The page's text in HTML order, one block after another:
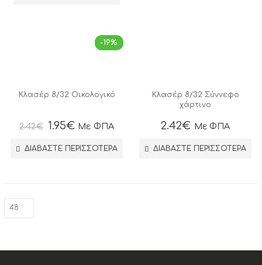
-19%
Κλασέρ 8/32 Οικολογικό
2.42€ 1.95€ Με ΦΠΑ
ΔΙΑΒΆΣΤΕ ΠΕΡΙΣΣΌΤΕΡΑ
Κλασέρ 8/32 Σύννεφο
χάρτινο
2.42€ Με ΦΠΑ
ΔΙΑΒΆΣΤΕ ΠΕΡΙΣΣΌΤΕΡΑ